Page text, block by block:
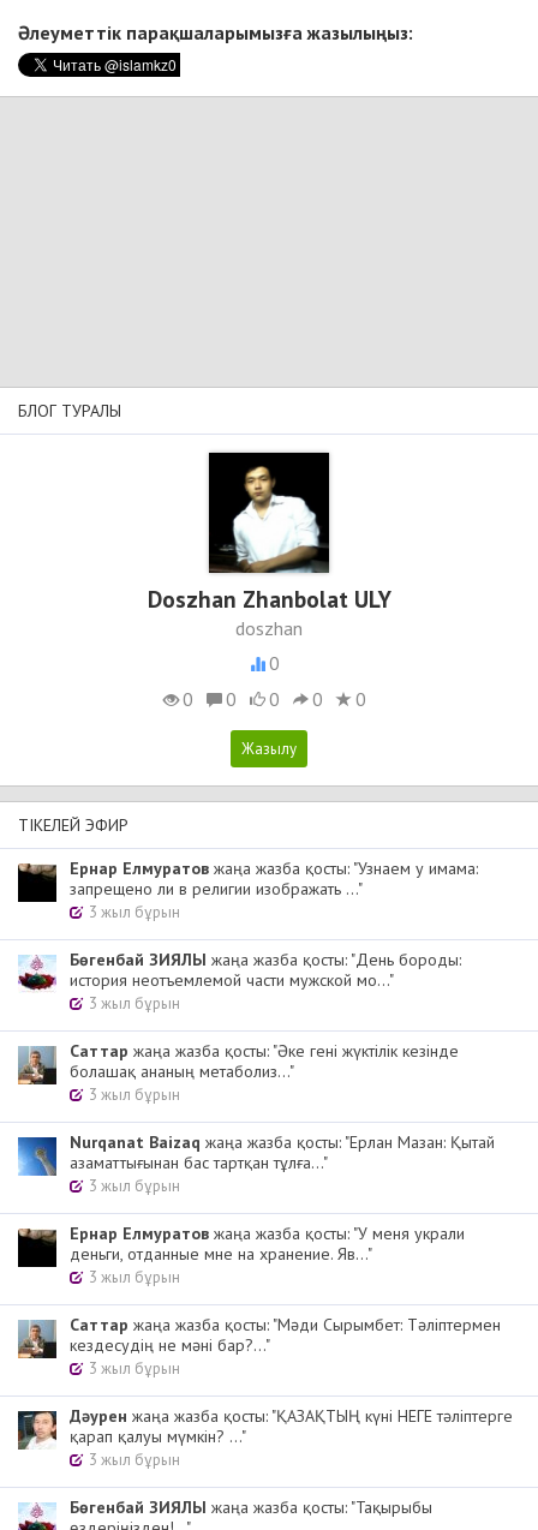
Әлеуметтік парақшаларымызға жазылыңыз:
БЛОГ ТУРАЛЫ
Doszhan Zhanbolat ULY
doszhan
0
0
0 0 0 0
ТІКЕЛЕЙ ЭФИР
Ернар Елмуратов жаңа жазба қосты: "Узнаем у имама:
запрещено ли в религии изображать ..."
3 жыл бұрын
Бөгенбай ЗИЯЛЫ жаңа жазба қосты: "День бороды:
история неотъемлемой части мужской мо..."
3 жыл бұрын
Cаттар жаңа жазба қосты: "Әке гені жүктілік кезінде
болашақ ананың метаболиз..."
3 жыл бұрын
Nurqanat Baizaq жаңа жазба қосты: "Ерлан Мазан: Қытай
азаматтығынан бас тартқан тұлға..."
3 жыл бұрын
Ернар Елмуратов жаңа жазба қосты: "У меня украли
деньги, отданные мне на хранение. Яв..."
3 жыл бұрын
Cаттар жаңа жазба қосты: "Мәди Сырымбет: Тәліптермен
кездесудің не мәні бар?..."
3 жыл бұрын
Дәурен жаңа жазба қосты: "ҚАЗАҚТЫҢ күні НЕГЕ тәліптерге
қарап қалуы мүмкін? ..."
3 жыл бұрын
Бөгенбай ЗИЯЛЫ жаңа жазба қосты: "Тақырыбы